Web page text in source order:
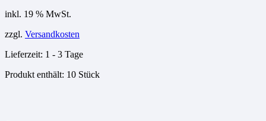
inkl. 19 % MwSt.
zzgl. Versandkosten
Lieferzeit: 1 - 3 Tage
Produkt enthält: 10 Stück